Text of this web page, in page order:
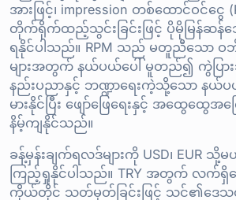
အားဖြင့်၊ impression တစ်ထောင်ဝင်ငွေ
တိုက်ရိုက်ထည့်သွင်းခြင်းဖြင့် ပိုမိုမြန်ဆန်သ
ရနိုင်ပါသည်။ RPM သည် မတူညီသော ဝ
များအတွက် နယ်ပယ်ပေါ် မူတည်၍ ကွဲပြ
နည်းပညာနှင့် ဘဏ္ဍာရေးကဲ့သို့သော နယ်ပယ်
မားနိုင်ပြီး ဖျော်ဖြေရေးနှင့် အထွေထွေအ
နိမ့်ကျနိုင်သည်။
ခန့်မှန်းချက်ရလဒ်များကို USD၊ EUR သို့
ကြည့်ရှုနိုင်ပါသည်။ TRY အတွက် လက်ရှိ
ကိုယ်တိုင် သတ်မှတ်ခြင်းဖြင့် သင်၏ဒေသ